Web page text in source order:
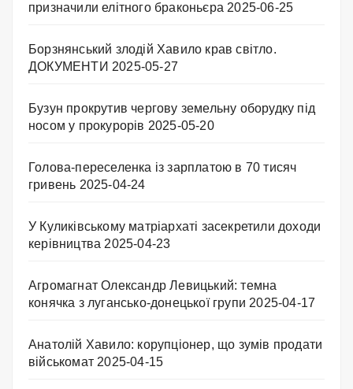
призначили елітного браконьєра 2025-06-25
Борзнянський злодій Хавило крав світло.
ДОКУМЕНТИ 2025-05-27
Бузун прокрутив чергову земельну оборудку під
носом у прокурорів 2025-05-20
Голова-переселенка із зарплатою в 70 тисяч
гривень 2025-04-24
У Куликівському матріархаті засекретили доходи
керівництва 2025-04-23
Агромагнат Олександр Левицький: темна
конячка з лугансько-донецької групи 2025-04-17
Анатолій Хавило: корупціонер, що зумів продати
військомат 2025-04-15